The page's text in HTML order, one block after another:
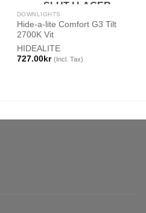
SLUT I LAGER
DOWNLIGHTS
Hide-a-lite Comfort G3 Tilt
2700K Vit
HIDEALITE
727.00kr (Incl. Tax)